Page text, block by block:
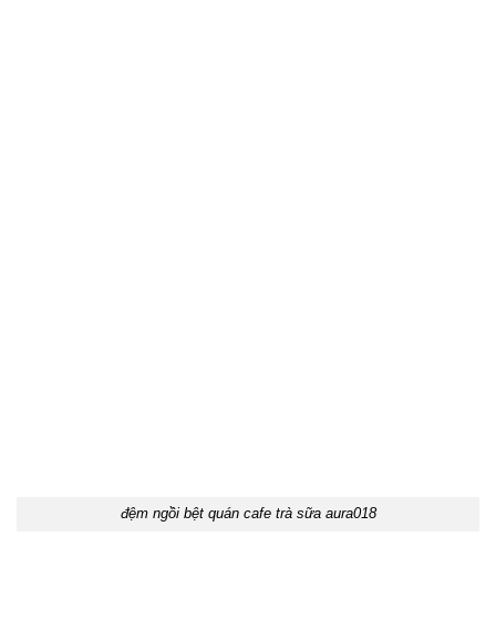
đệm ngồi bệt quán cafe trà sữa aura018